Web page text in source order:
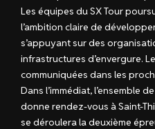
Les équipes du SX Tour
l’ambition claire de
s’appuyant sur des
infrastructures d’envergure.
communiquées dans les
Dans l’immédiat, l’ensemble
donne rendez-vous à Saint-
se déroulera la deuxième